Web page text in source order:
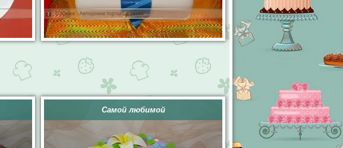
Самой любимой